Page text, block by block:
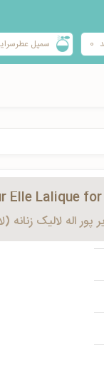
سمپل 0
Elle Lalique
پور اله لالیک